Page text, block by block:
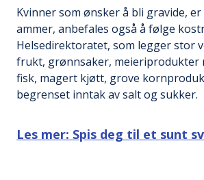
Kvinner som ønsker å bli gravide,
ammer, anbefales også å følge
Helsedirektoratet, som legger stor
frukt, grønnsaker, meieriprodukter
fisk, magert kjøtt, grove
begrenset inntak av salt og sukker.
Les mer: Spis deg til et sunt